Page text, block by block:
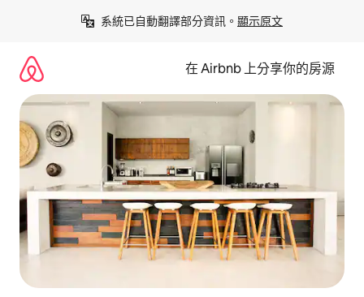
系統已自動翻譯部分資訊。 顯示原文
在 Airbnb 上分享你的房源